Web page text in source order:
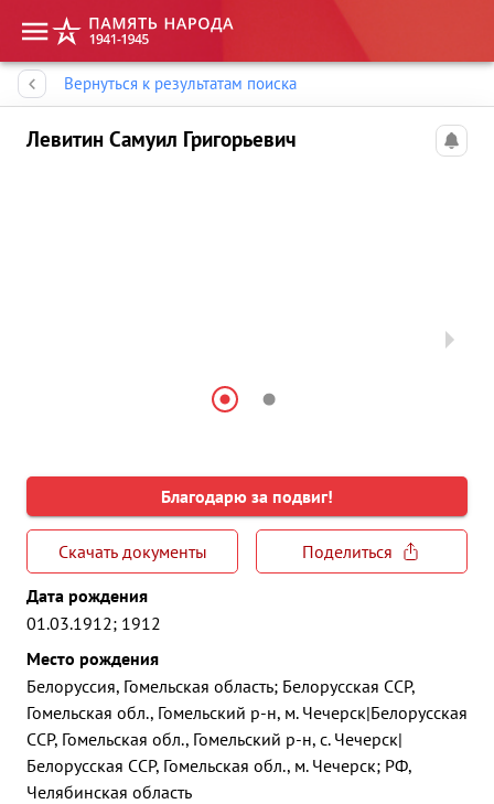
Вернуться к результатам поиска
Левитин Самуил Григорьевич
Благодарю за подвиг!
Скачать документы
Поделиться
Дата рождения
01.03.1912; 1912
Место рождения
Белоруссия, Гомельская область; Белорусская ССР,
Гомельская обл., Гомельский р-н, м. Чечерск|Белорусская
ССР, Гомельская обл., Гомельский р-н, с. Чечерск|
Белорусская ССР, Гомельская обл., м. Чечерск; РФ,
Челябинская область
Память народа